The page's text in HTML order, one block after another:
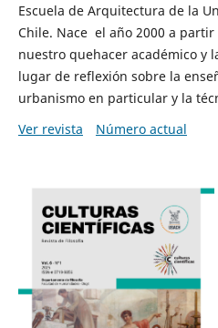
Escuela de Arquitectura de la
Chile. Nace el año 2000 a
nuestro quehacer académico y
lugar de reflexión sobre la
urbanismo en particular y la
Ver revista
Número actual